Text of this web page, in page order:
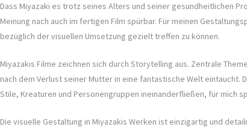
Dass Miyazaki es trotz seines Alters und seiner gesundheitlichen
Meinung nach auch im fertigen Film spürbar. Für meinen
bezüglich der visuellen Umsetzung gezielt treffen zu können.
Miyazakis Filme zeichnen sich durch Storytelling aus. Zentrale
nach dem Verlust seiner Mutter in eine fantastische Welt
Stile, Kreaturen und Personengruppen ineinanderfließen, für mich
Die visuelle Gestaltung in Miyazakis Werken ist einzigartig und